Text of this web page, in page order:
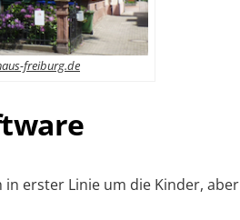
freiburg.de
erster Linie um die Kinder, aber